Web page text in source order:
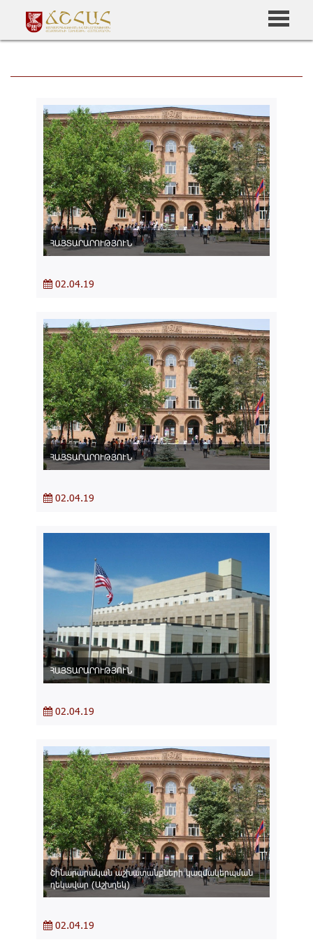
ՀԱՅՏԱՐԱՐՈՒԹՅՈՒՆ
02.04.19
ՀԱՅՏԱՐԱՐՈՒԹՅՈՒՆ
02.04.19
ՀԱՅՏԱՐԱՐՈՒԹՅՈՒՆ
02.04.19
Շինարարական աշխատանքների կազմակերպման
ղեկավար (Աշխղեկ)
02.04.19